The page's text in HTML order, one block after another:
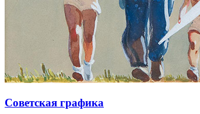
Советская графика